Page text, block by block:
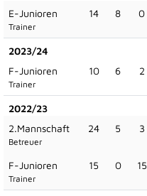
E-Junioren
Trainer
14 8 0
2023/24
F-Junioren
Trainer
10 6 2
2022/23
2.Mannschaft
Betreuer
24 5 3
F-Junioren
Trainer
15 0 15